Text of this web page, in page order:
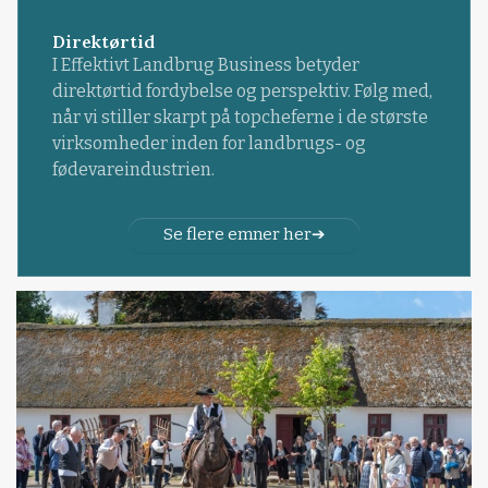
Direktørtid
I Effektivt Landbrug Business betyder
direktørtid fordybelse og perspektiv. Følg med,
når vi stiller skarpt på topcheferne i de største
virksomheder inden for landbrugs- og
fødevareindustrien.
Se flere emner her